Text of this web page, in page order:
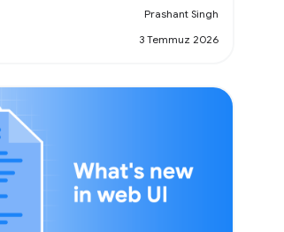
Prashant Singh
3 Temmuz 2026